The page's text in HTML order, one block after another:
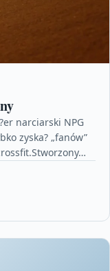
narciarski NPG
zyska? „fanów”